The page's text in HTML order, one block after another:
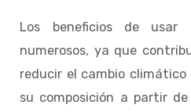
Los beneficios de usar
numerosos, ya que
reducir el cambio climático
su composición a partir